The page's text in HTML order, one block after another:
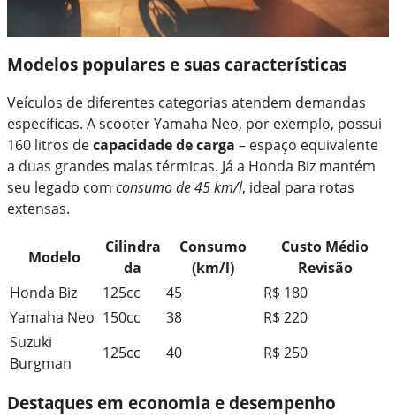
Modelos populares e suas características
Veículos de diferentes categorias atendem demandas
específicas. A scooter Yamaha Neo, por exemplo, possui
160 litros decapacidade de carga – espaço equivalente
a duas grandes malas térmicas. Já a Honda Biz mantém
seu legado com consumo de 45 km/l, ideal para rotas
extensas.
Modelo
Cilindra
da
Consumo
(km/l)
Custo Médio
Revisão
Honda Biz
125cc 45
R$ 180
Yamaha Neo 150cc 38
R$ 220
Suzuki
Burgman
125cc 40 R$ 250
Destaques em economia e desempenho